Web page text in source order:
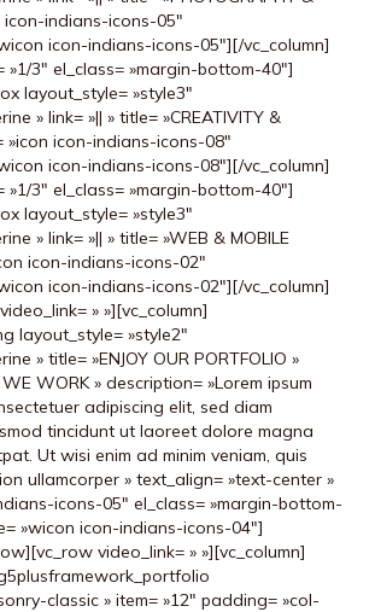
icon-indians-icons-05″
icon-indians-icons-05″][/vc_column]
»1/3″ el_class= »margin-bottom-40″]
layout_style= »style3″
» link= »|| » title= »CREATIVITY &
»icon icon-indians-icons-08″
icon-indians-icons-08″][/vc_column]
»1/3″ el_class= »margin-bottom-40″]
layout_style= »style3″
» link= »|| » title= »WEB & MOBILE
icon-indians-icons-02″
icon-indians-icons-02″][/vc_column]
» »][vc_column]
layout_style= »style2″
» title= »ENJOY OUR PORTFOLIO »
WORK » description= »Lorem ipsum
adipiscing elit, sed diam
tincidunt ut laoreet dolore magna
Ut wisi enim ad minim veniam, quis
ullamcorper » text_align= »text-center »
icons-05″ el_class= »margin-bottom-
»wicon icon-indians-icons-04″]
video_link= » »][vc_column]
classic » item= »12″ padding= »col-